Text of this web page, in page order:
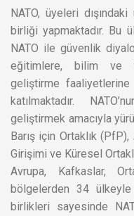
NATO, üyeleri
birliği yapmaktadır. Bu
NATO ile güvenlik
eğitimlere, bilim ve
geliştirme faaliyetlerine
katılmaktadır.
geliştirmek amacıyla
Barış için Ortaklık
Girişimi ve Küresel
Avrupa, Kafkaslar,
bölgelerden 34
birlikleri sayesinde